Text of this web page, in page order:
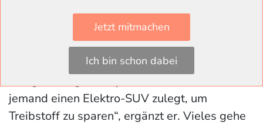
Sieht Wagner sich selbst als Vorbild? „Ich
würde sagen, nein“, entgegnet er. „Wenn
Menschen mit niedrigem Einkommen trotzdem
fair gehandelte Bioprodukte kaufen, finde ich
jemand einen Elektro-SUV zulegt, um
Treibstoff zu sparen“, ergänzt er. Vieles gehe
Jetzt mitmachen
Ich bin schon dabei